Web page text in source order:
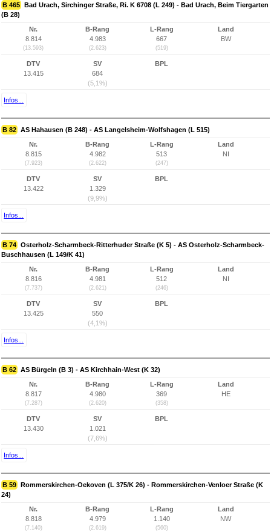
B 465 Bad Urach, Sirchinger Straße, Ri. K 6708 (L 249) - Bad Urach, Beim Tiergarten
(B 28)
Nr.
8.814
(13.593)
B-Rang
4.983
(2.623)
L-Rang
667
(519)
Land
BW
DTV
13.415
SV
684
(5,1%)
BPL
Infos...
B 82 AS Hahausen (B 248) - AS Langelsheim-Wolfshagen (L 515)
Nr.
8.815
(7.923)
B-Rang
4.982
(2.622)
L-Rang
513
(247)
Land
NI
DTV
13.422
SV
1.329
(9,9%)
BPL
Infos...
B 74 Osterholz-Scharmbeck-Ritterhuder Straße (K 5) - AS Osterholz-Scharmbeck-
Buschhausen (L 149/K 41)
Nr.
8.816
(7.737)
B-Rang
4.981
(2.621)
L-Rang
512
(246)
Land
NI
DTV
13.425
SV
550
(4,1%)
BPL
Infos...
B 62 AS Bürgeln (B 3) - AS Kirchhain-West (K 32)
Nr.
8.817
(7.287)
B-Rang
4.980
(2.620)
L-Rang
369
(358)
Land
HE
DTV
13.430
SV
1.021
(7,6%)
BPL
Infos...
B 59 Rommerskirchen-Oekoven (L 375/K 26) - Rommerskirchen-Venloer Straße (K
24)
Nr.
8.818
(7.140)
B-Rang
4.979
(2.619)
L-Rang
1.140
(560)
Land
NW